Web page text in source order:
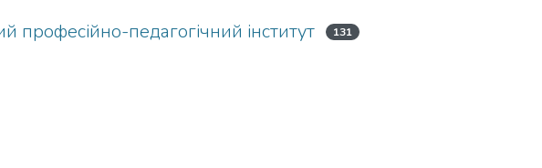
професійно-педагогічний інститут 131